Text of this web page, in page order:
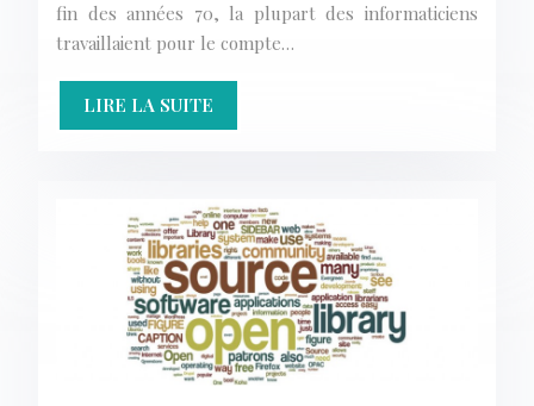
fin des années 70, la plupart des informaticiens
travaillaient pour le compte…
LIRE LA SUITE